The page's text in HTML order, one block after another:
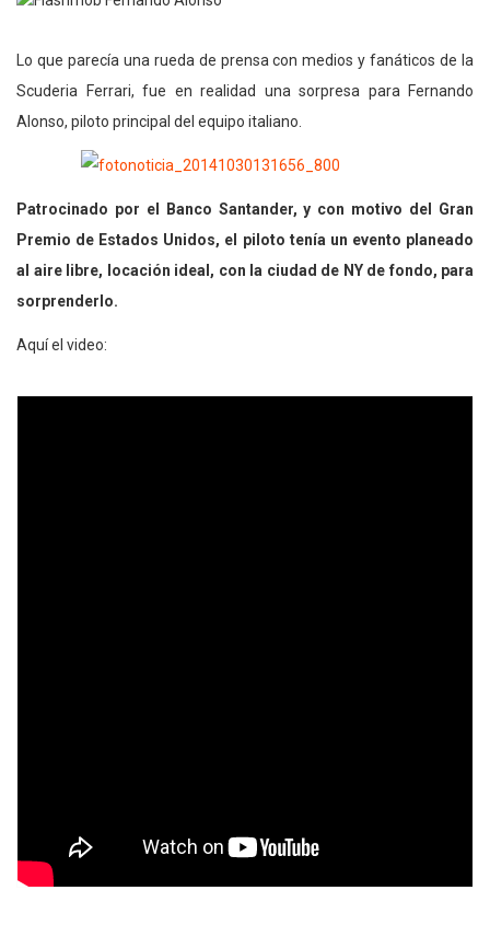
Lo que parecía una rueda de prensa con medios y fanáticos de la
Scuderia Ferrari, fue en realidad una sorpresa para Fernando
Alonso, piloto principal del equipo italiano.
Patrocinado por el Banco Santander, y con motivo del Gran
Premio de Estados Unidos, el piloto tenía un evento planeado
al aire libre, locación ideal, con la ciudad de NY de fondo, para
sorprenderlo.
Aquí el video: